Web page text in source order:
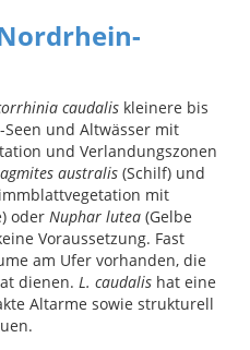
caudalis kleinere bis
und Altwässer mit
und Verlandungszonen
australis (Schilf) und
mit
oder Nuphar lutea (Gelbe
Voraussetzung. Fast
am Ufer vorhanden, die
dienen. L. caudalis hat eine
Altarme sowie strukturell